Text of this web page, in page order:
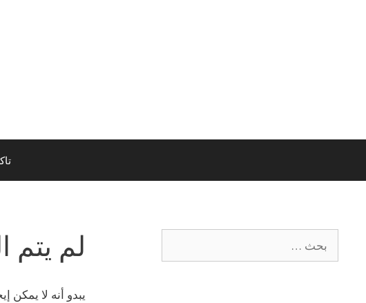
لم يتم
يبدو أنه لا يمكن